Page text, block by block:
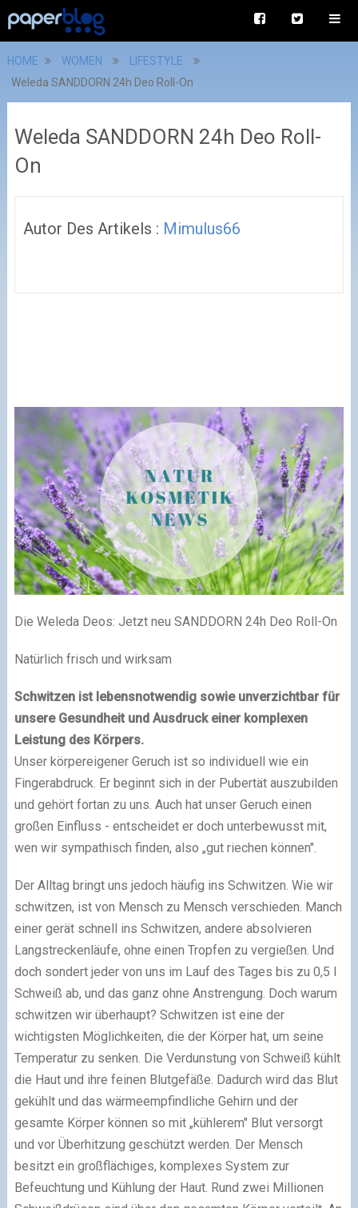
HOME WOMEN
LIFESTYLE
Weleda SANDDORN 24h Deo Roll-On
Weleda SANDDORN 24h Deo Roll-
On
Autor Des Artikels : Mimulus66
Die Weleda Deos: Jetzt neu SANDDORN 24h Deo Roll-On
Natürlich frisch und wirksam
Schwitzen ist lebensnotwendig sowie unverzichtbar für
unsere Gesundheit und Ausdruck einer komplexen
Leistung des Körpers.
Unser körpereigener Geruch ist so individuell wie ein
Fingerabdruck. Er beginnt sich in der Pubertät auszubilden
und gehört fortan zu uns. Auch hat unser Geruch einen
großen Einfluss - entscheidet er doch unterbewusst mit,
wen wir sympathisch finden, also „gut riechen können".
Der Alltag bringt uns jedoch häufig ins Schwitzen. Wie wir
schwitzen, ist von Mensch zu Mensch verschieden. Manch
einer gerät schnell ins Schwitzen, andere absolvieren
Langstreckenläufe, ohne einen Tropfen zu vergießen. Und
doch sondert jeder von uns im Lauf des Tages bis zu 0,5 l
Schweiß ab, und das ganz ohne Anstrengung. Doch warum
schwitzen wir überhaupt? Schwitzen ist eine der
wichtigsten Möglichkeiten, die der Körper hat, um seine
Temperatur zu senken. Die Verdunstung von Schweiß kühlt
die Haut und ihre feinen Blutgefäße. Dadurch wird das Blut
gekühlt und das wärmeempfindliche Gehirn und der
gesamte Körper können so mit „kühlerem" Blut versorgt
und vor Überhitzung geschützt werden. Der Mensch
besitzt ein großflächiges, komplexes System zur
Befeuchtung und Kühlung der Haut. Rund zwei Millionen